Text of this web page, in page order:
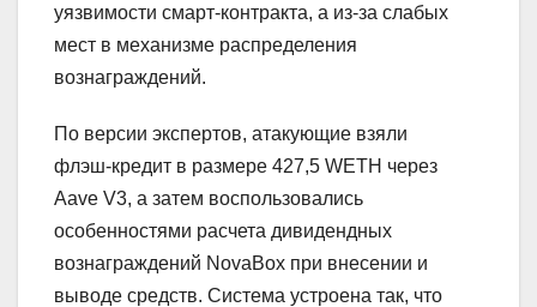
уязвимости смарт‑контракта, а из‑за слабых
мест в механизме распределения
вознаграждений.
По версии экспертов, атакующие взяли
флэш‑кредит в размере 427,5 WETH через
Aave V3, а затем воспользовались
особенностями расчета дивидендных
вознаграждений NovaBox при внесении и
выводе средств. Система устроена так, что